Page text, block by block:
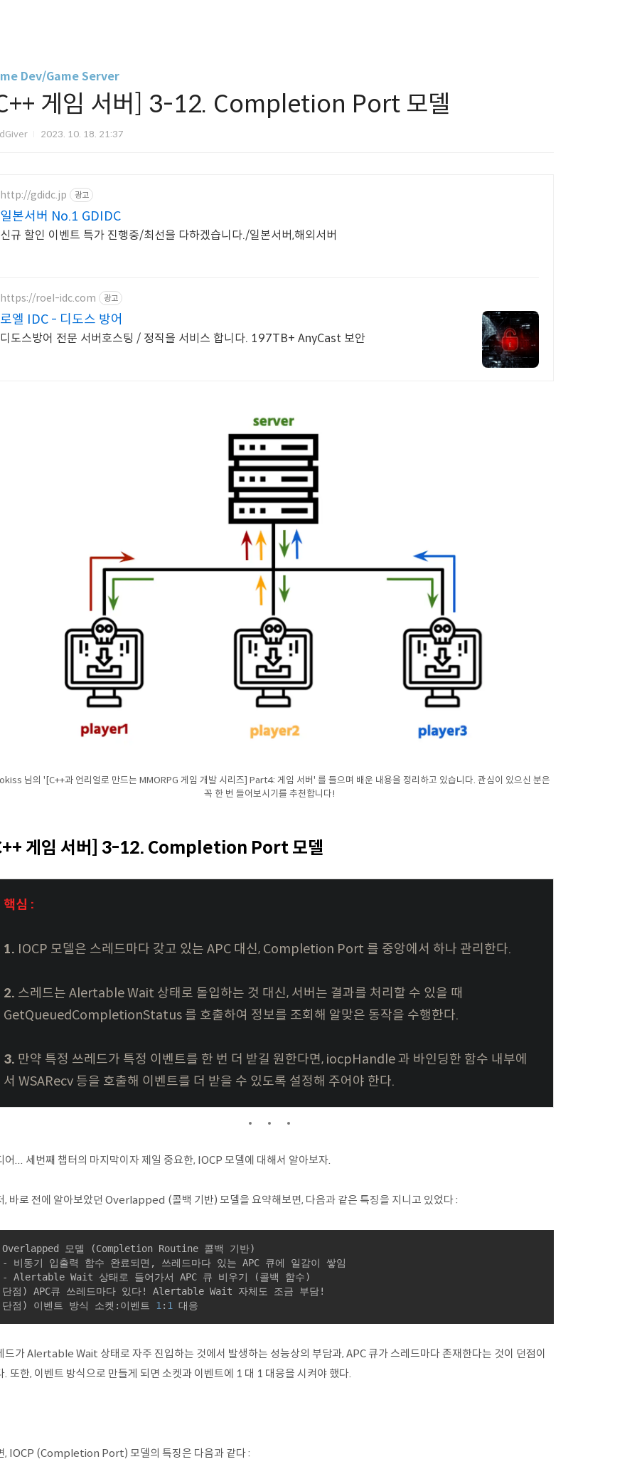
Dev/Game Server
게임 서버] 3-12. Completion Port 모델
2023. 10. 18. 21:37
http://gdidc.jp 광고
일본서버 No.1 GDIDC
신규 할인 이벤트 특가 진행중/최선을 다하겠습니다./일본서버,해외서버
https://roel-idc.com 광고
로엘 IDC - 디도스 방어
디도스방어 전문 서버호스팅 / 정직을 서비스 합니다. 197TB+ AnyCast 보안
님의 '[C++과 언리얼로 만드는 MMORPG 게임 개발 시리즈] Part4: 게임 서버' 를 들으며 배운 내용을 정리하고 있습니다. 관심이 있으신 분은
꼭 한 번 들어보시기를 추천합니다!
게임 서버] 3-12. Completion Port 모델
핵심 :
1. IOCP 모델은 스레드마다 갖고 있는 APC 대신, Completion Port 를 중앙에서 하나 관리한다.
2. 스레드는 Alertable Wait 상태로 돌입하는 것 대신, 서버는 결과를 처리할 수 있을 때
GetQueuedCompletionStatus 를 호출하여 정보를 조회해 알맞은 동작을 수행한다.
3. 만약 특정 쓰레드가 특정 이벤트를 한 번 더 받길 원한다면, iocpHandle 과 바인딩한 함수 내부에
서 WSARecv 등을 호출해 이벤트를 더 받을 수 있도록 설정해 주어야 한다.
어... 세번째 챕터의 마지막이자 제일 중요한, IOCP 모델에 대해서 알아보자.
, 바로 전에 알아보았던 Overlapped (콜백 기반) 모델을 요약해보면, 다음과 같은 특징을 지니고 있었다 :
모델 (Completion Routine 콜백 기반)
비동기 입출력 함수 완료되면, 쓰레드마다 있는 APC 큐에 일감이 쌓임
Alertable Wait 상태로 들어가서 APC 큐 비우기 (콜백 함수)
점) APC큐 쓰레드마다 있다! Alertable Wait 자체도 조금 부담!
점) 이벤트 방식 소켓:이벤트 1 : 1 대응
드가 Alertable Wait 상태로 자주 진입하는 것에서 발생하는 성능상의 부담과, APC 큐가 스레드마다 존재한다는 것이 던점이
. 또한, 이벤트 방식으로 만들게 되면 소켓과 이벤트에 1 대 1 대응을 시켜야 했다.
, IOCP (Completion Port) 모델의 특징은 다음과 같다 :